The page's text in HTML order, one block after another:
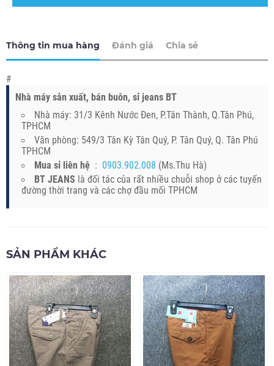
Thông tin mua hàng Đánh giá Chia sẻ
#
Nhà máy sản xuất, bán buôn, sỉ jeans BT
Nhà máy: 31/3 Kênh Nước Đen, P.Tân Thành, Q.Tân Phú,
TPHCM
Văn phòng: 549/3 Tân Kỳ Tân Quý, P. Tân Quý, Q. Tân Phú
TPHCM
Mua sỉ liên hệ : 0903.902.008 (Ms.Thu Hà)
BT JEANS là đối tác của rất nhiều chuỗi shop ở các tuyến
đường thời trang và các chợ đầu mối TPHCM
SẢN PHẨM KHÁC